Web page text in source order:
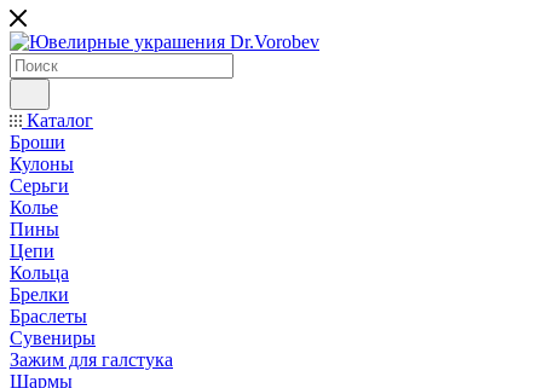
Каталог
Броши
Кулоны
Серьги
Колье
Пины
Цепи
Кольца
Брелки
Браслеты
Сувениры
Зажим для галстука
Шармы